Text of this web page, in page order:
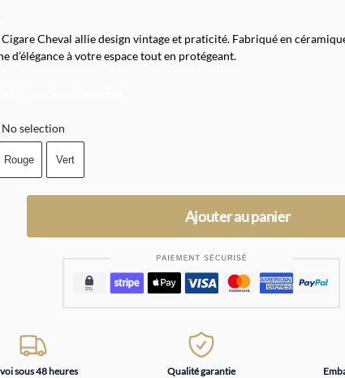
Cheval allie design vintage et praticité. Fabriqué en
d’élégance à votre espace tout en protégeant.
No selection
Rouge Vert
Ajouter au panier
sous 48 heures Qualité garantie